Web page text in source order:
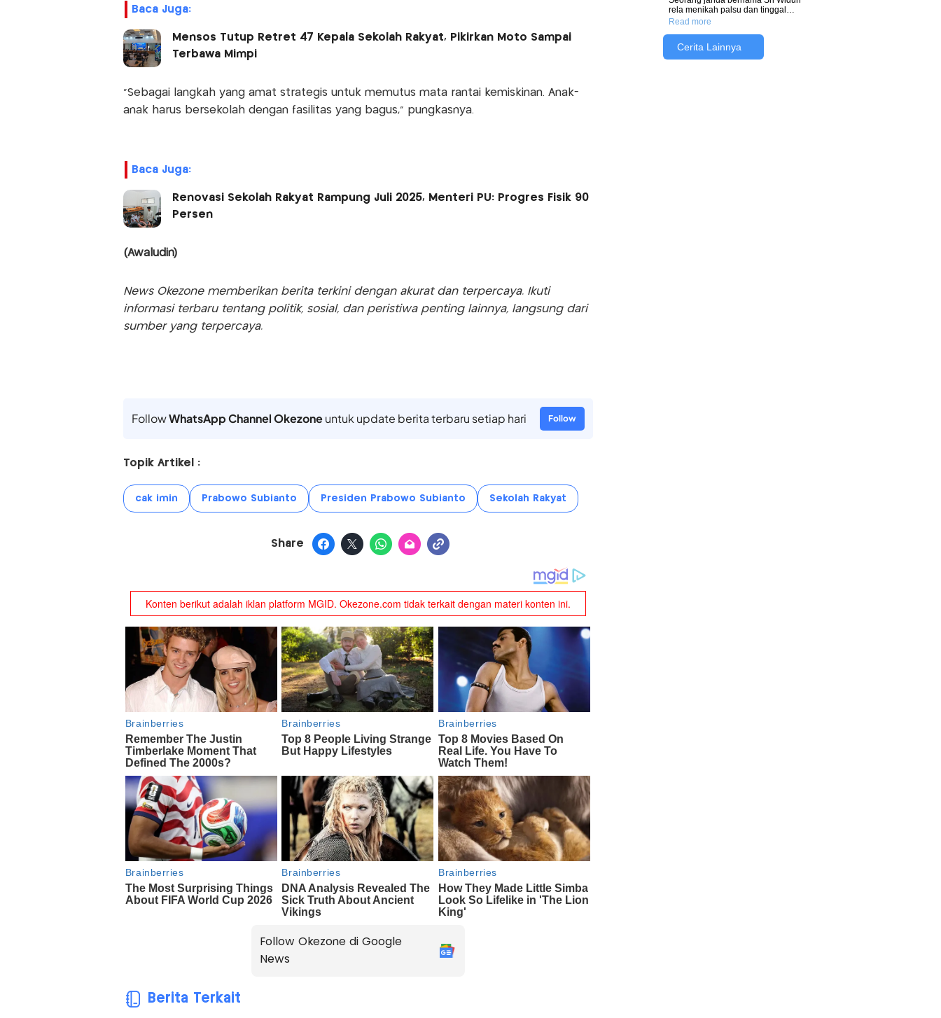
Baca Juga:
Mensos Tutup Retret 47 Kepala Sekolah Rakyat, Pikirkan Moto Sampai
Terbawa Mimpi
“Sebagai langkah yang amat strategis untuk memutus mata rantai kemiskinan. Anak-
anak harus bersekolah dengan fasilitas yang bagus,” pungkasnya.
Baca Juga:
Renovasi Sekolah Rakyat Rampung Juli 2025, Menteri PU: Progres Fisik 90
Persen
(Awaludin)
News Okezone memberikan berita terkini dengan akurat dan terpercaya. Ikuti
informasi terbaru tentang politik, sosial, dan peristiwa penting lainnya, langsung dari
sumber yang terpercaya.
FollowWhatsApp Channel Okezoneuntuk update berita terbaru setiap hari Follow
Topik Artikel :
cak imin Prabowo Subianto Presiden Prabowo Subianto Sekolah Rakyat
Share
Follow Okezone di Google
News
Berita Terkait